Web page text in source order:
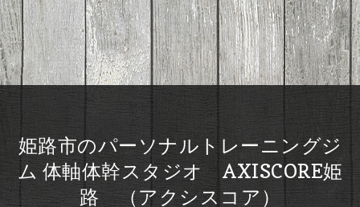
姫路市のパーソナルトレーニングジ
ム 体軸体幹スタジオ AXISCORE姫
路 （アクシスコア）